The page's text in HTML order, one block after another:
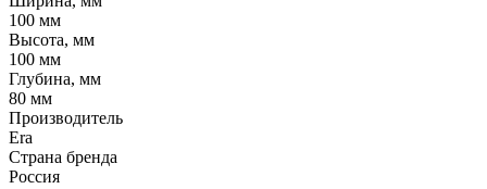
100 мм
Высота, мм
100 мм
Глубина, мм
80 мм
Производитель
Era
Страна бренда
Россия